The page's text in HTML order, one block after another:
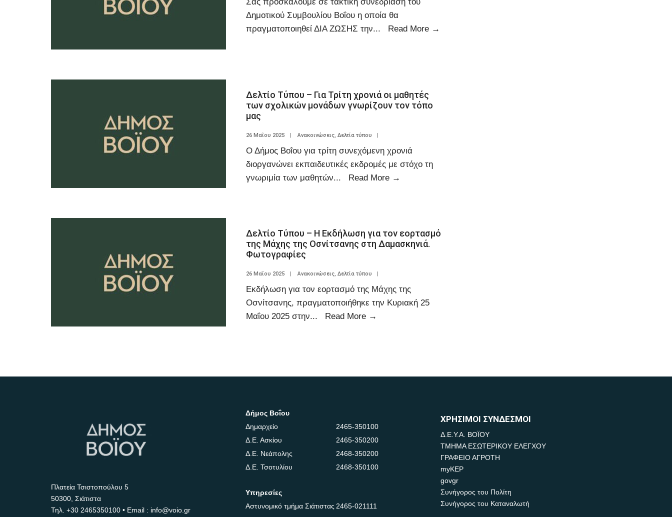
Δημοτικού Συμβουλίου Βοΐου η οποία θα
πραγματοποιηθεί ΔΙΑ ΖΩΣΗΣ την... Read More →
Δελτίο Τύπου – Για Τρίτη χρονιά οι μαθητές
των σχολικών μονάδων γνωρίζουν τον τόπο
μας
26 Μαΐου 2025 | Ανακοινώσεις, Δελτία τύπου |
Ο Δήμος Βοΐου για τρίτη συνεχόμενη χρονιά
διοργανώνει εκπαιδευτικές εκδρομές με στόχο τη
γνωριμία των μαθητών... Read More →
Δελτίο Τύπου – Η Εκδήλωση για τον εορτασμό
της Μάχης της Οσνίτσανης στη Δαμασκηνιά.
Φωτογραφίες
26 Μαΐου 2025 | Ανακοινώσεις, Δελτία τύπου |
Εκδήλωση για τον εορτασμό της Μάχης της
Οσνίτσανης, πραγματοποιήθηκε την Κυριακή 25
Μαΐου 2025 στην... Read More →
Πλατεία Τσιστοπούλου 5
50300, Σιάτιστα
Τηλ. +30 2465350100 • Email : info@voio.gr
Δήμος Βοΐου
Δημαρχείο
2465-350100
Δ.Ε. Ασκίου
2465-350200
Δ.Ε. Νεάπολης
2468-350200
Δ.Ε. Τσοτυλίου
2468-350100
Υπηρεσίες
Αστυνομικό τμήμα Σιάτιστας2465-021111
ΧΡΗΣΙΜΟΙ ΣΥΝΔΕΣΜΟΙ
Δ.Ε.Υ.Α. ΒΟΪΟΥ
ΤΜΗΜΑ ΕΣΩΤΕΡΙΚΟΥ ΕΛΕΓΧΟΥ
ΓΡΑΦΕΙΟ ΑΓΡΟΤΗ
myKEP
govgr
Συνήγορος του Πολίτη
Συνήγορος του Καταναλωτή